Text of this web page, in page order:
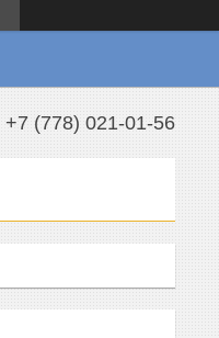
+7 (778) 021-01-56